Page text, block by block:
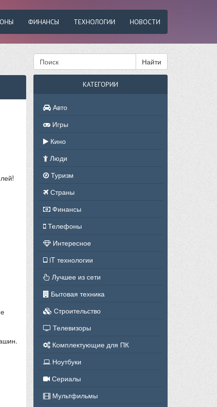
ФИНАНСЫ ТЕХНОЛОГИИ НОВОСТИ
Найти
КАТЕГОРИИ
Авто
Игры
Кино
Люди
Туризм
Страны
Финансы
Телефоны
Интересное
iT технологии
Лучшее из сети
Бытовая техника
Строительство
Телевизоры
Комплектующие для ПК
Ноутбуки
Сериалы
Мультфильмы